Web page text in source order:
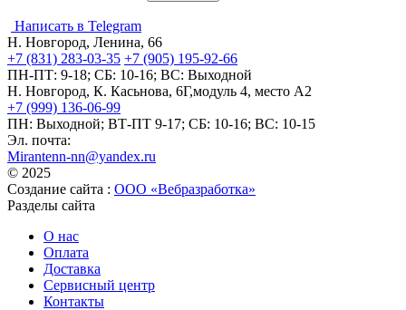
Написать в Telegram
Н. Новгород, Ленина, 66
+7 (831) 283-03-35 +7 (905) 195-92-66
ПН-ПТ: 9-18; СБ: 10-16; ВС: Выходной
Н. Новгород, К. Касьнова, 6Г,модуль 4, место А2
+7 (999) 136-06-99
ПН: Выходной; ВТ-ПТ 9-17; СБ: 10-16; ВС: 10-15
Эл. почта:
Mirantenn-nn@yandex.ru
© 2025
Создание сайта : ООО «Вебразработка»
Разделы сайта
О нас
Оплата
Доставка
Сервисный центр
Контакты